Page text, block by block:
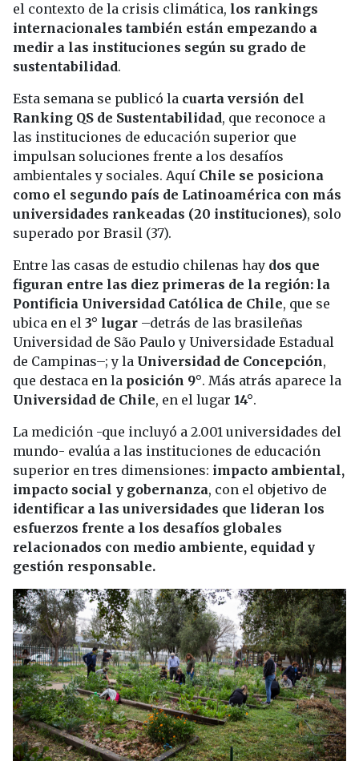
el contexto de la crisis climática, los rankings
internacionales también están empezando a
medir a las instituciones según su grado de
sustentabilidad.
Esta semana se publicó la cuarta versión del
Ranking QS de Sustentabilidad, que reconoce a
las instituciones de educación superior que
impulsan soluciones frente a los desafíos
ambientales y sociales. Aquí Chile se posiciona
como el segundo país de Latinoamérica con más
universidades rankeadas (20 instituciones), solo
superado por Brasil (37).
Entre las casas de estudio chilenas hay dos que
figuran entre las diez primeras de la región: la
Pontificia Universidad Católica de Chile, que se
ubica en el 3° lugar –detrás de las brasileñas
Universidad de São Paulo y Universidade Estadual
de Campinas–; y la Universidad de Concepción,
que destaca en la posición 9°. Más atrás aparece la
Universidad de Chile, en el lugar 14°.
La medición -que incluyó a 2.001 universidades del
mundo- evalúa a las instituciones de educación
superior en tres dimensiones: impacto ambiental,
impacto social y gobernanza, con el objetivo de
identificar a las universidades que lideran los
esfuerzos frente a los desafíos globales
relacionados con medio ambiente, equidad y
gestión responsable.